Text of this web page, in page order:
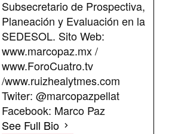
Subsecretario de Prospectiva,
Planeación y Evaluación en la
SEDESOL. Sito Web:
www.marcopaz.mx /
www.ForoCuatro.tv
/www.ruizhealytmes.com
Twiter: @marcopazpellat
Facebook: Marco Paz
See Full Bio